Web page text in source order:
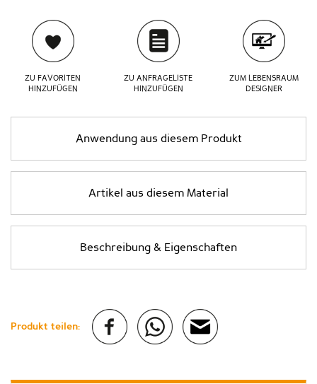
ZU FAVORITEN
HINZUFÜGEN
ZU ANFRAGELISTE
HINZUFÜGEN
ZUM LEBENSRAUM
DESIGNER
Anwendung aus diesem Produkt
Artikel aus diesem Material
Beschreibung & Eigenschaften
Produkt teilen: